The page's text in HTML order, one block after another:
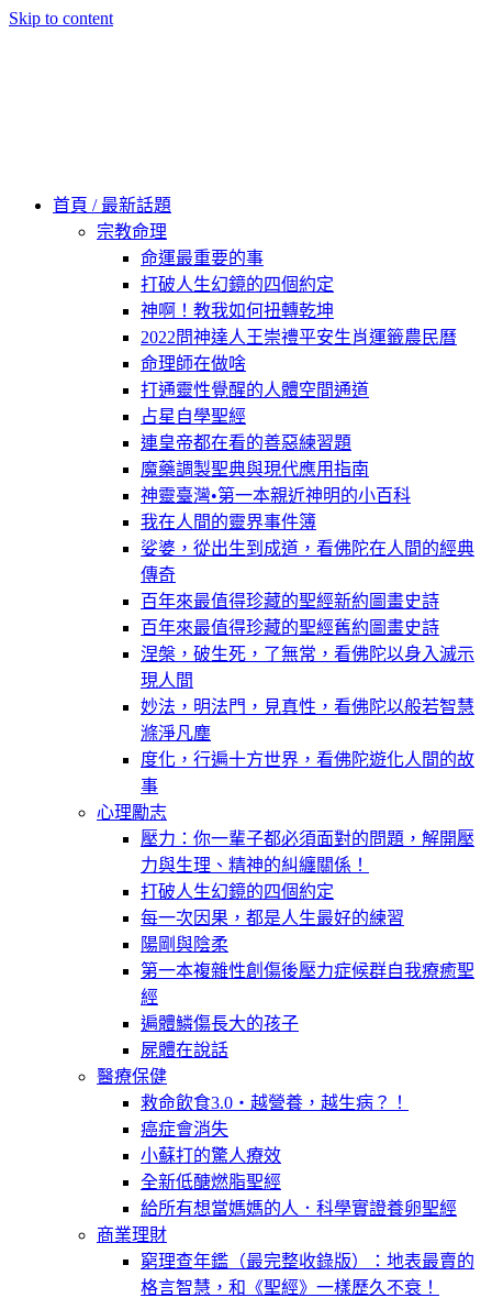
Skip to content
首頁 / 最新話題
宗教命理
命運最重要的事
打破人生幻鏡的四個約定
神啊！教我如何扭轉乾坤
2022問神達人王崇禮平安生肖運籤農民曆
命理師在做啥
打通靈性覺醒的人體空間通道
占星自學聖經
連皇帝都在看的善惡練習題
魔藥調製聖典與現代應用指南
神靈臺灣•第一本親近神明的小百科
我在人間的靈界事件簿
娑婆，從出生到成道，看佛陀在人間的經典
傳奇
百年來最值得珍藏的聖經新約圖畫史詩
百年來最值得珍藏的聖經舊約圖畫史詩
涅槃，破生死，了無常，看佛陀以身入滅示
現人間
妙法，明法門，見真性，看佛陀以般若智慧
滌淨凡塵
度化，行遍十方世界，看佛陀遊化人間的故
事
心理勵志
壓力：你一輩子都必須面對的問題，解開壓
力與生理、精神的糾纏關係！
打破人生幻鏡的四個約定
每一次因果，都是人生最好的練習
陽剛與陰柔
第一本複雜性創傷後壓力症候群自我療癒聖
經
遍體鱗傷長大的孩子
屍體在說話
醫療保健
救命飲食3.0‧越營養，越生病？！
癌症會消失
小蘇打的驚人療效
全新低醣燃脂聖經
給所有想當媽媽的人．科學實證養卵聖經
商業理財
窮理查年鑑（最完整收錄版）：地表最賣的
格言智慧，和《聖經》一樣歷久不衰！